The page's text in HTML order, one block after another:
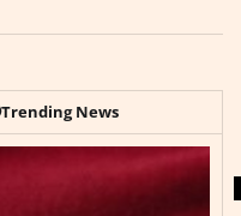
Trending News